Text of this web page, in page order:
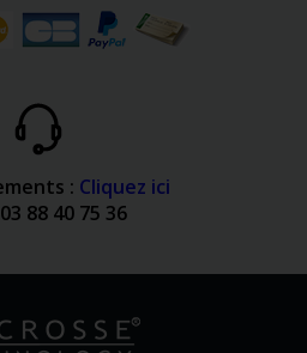
: Cliquez ici
88 40 75 36